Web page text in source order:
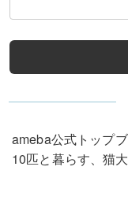
ameba公式トップ
10匹と暮らす、猫大